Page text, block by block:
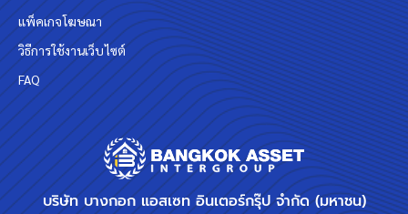
บริษัท บางกอก แอสเซท อินเตอร์กรุ๊ป จำกัด (มหาชน)
แพ็คเกจโฆษณา
วิธีการใช้งานเว็บไซต์
FAQ